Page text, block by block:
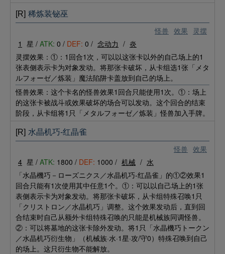
怪兽 效果 灵摆
[R] 稀炼装铋巫
1 星 / ATK: 0 / DEF: 0 / 念动力 / 炎
灵摆效果：①：1回合1次，可以以这张卡以外的自己场上的1
张表侧表示卡为对象发动。将那张卡破坏，从卡组选1张「メタ
ルフォーゼ／炼装」魔法陷阱卡盖放到自己的场上。
怪兽效果：这个卡名的怪兽效果1回合只能使用1次。①：场上
的这张卡被战斗或效果破坏的场合可以发动。这个回合的结束
阶段，从卡组将1只「メタルフォーゼ／炼装」怪兽加入手牌。
怪兽 效果
[R] 水晶机巧-红晶雀
4 星 / ATK: 1800 / DEF: 1000 / 机械 / 水
「水晶機巧－ローズニクス／水晶机巧-红晶雀」的①②效果1
回合只能有1次使用其中任意1个。①：可以以自己场上的1张
表侧表示卡为对象发动。将那张卡破坏，从卡组特殊召唤1只
「クリストロン／水晶机巧」调整。这个效果发动后，直到回
合结束时自己从额外卡组特殊召唤的只能是机械族同调怪兽。
②：可以将墓地的这张卡除外发动。将1只「水晶機巧トークン
／水晶机巧衍生物」（机械族·水·1星·攻/守0）特殊召唤到自己
的场上。这只衍生物不能解放。